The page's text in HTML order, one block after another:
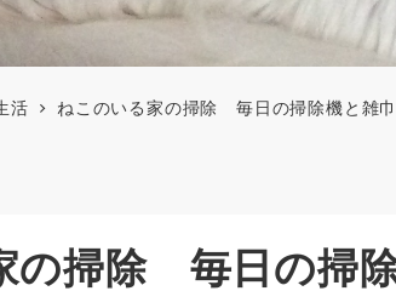
活 ねこのいる家の掃除 毎日の掃除機と雑
の掃除 毎日の掃